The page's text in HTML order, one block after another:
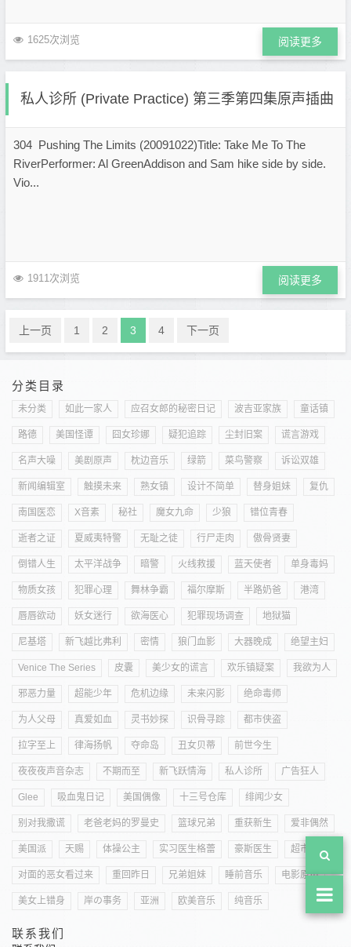
1625次浏览 阅读更多
私人诊所 (Private Practice) 第三季第四集原声插曲
304 Pushing The Limits (20091022)Title: Take Me To The
RiverPerformer: Al GreenAddison and Sam hike side by side.
Vio...
1911次浏览 阅读更多
上一页 1 2 3 4 下一页
分类目录
未分类 如此一家人 应召女郎的秘密日记 波吉亚家族 童话镇
路德 美国怪谭 囧女珍娜 疑犯追踪 尘封旧案 谎言游戏
名声大噪 美剧原声 枕边音乐 绿箭 菜鸟警察 诉讼双雄
新闻编辑室 触摸未来 熟女镇 设计不简单 替身姐妹 复仇
南国医恋 X音素 秘社 魔女九命 少狼 错位青春
逝者之证 夏威夷特警 无耻之徒 行尸走肉 傲骨贤妻
倒错人生 太平洋战争 暗警 火线救援 蓝天使者 单身毒妈
物质女孩 犯罪心理 舞林争霸 福尔摩斯 半路奶爸 港湾
唇唇欲动 妖女迷行 欲海医心 犯罪现场调查 地狱猫
尼基塔 新飞越比弗利 密情 狼门血影 大器晚成 绝望主妇
Venice The Series 皮囊 美少女的谎言 欢乐镇疑案 我欲为人
邪恶力量 超能少年 危机边缘 未来闪影 绝命毒师
为人父母 真爱如血 灵书妙探 识骨寻踪 都市侠盗
拉字至上 律海扬帆 夺命岛 丑女贝蒂 前世今生
夜夜夜声音杂志 不期而至 新飞跃情海 私人诊所 广告狂人
Glee 吸血鬼日记 美国偶像 十三号仓库 绯闻少女
别对我撒谎 老爸老妈的罗曼史 篮球兄弟 重获新生 爱非偶然
美国派 天赐 体操公主 实习医生格蕾 豪斯医生 超市特工
对面的恶女看过来 重回昨日 兄弟姐妹 睡前音乐 电影原声
美女上错身 岸の事务 亚洲 欧美音乐 纯音乐
联系我们